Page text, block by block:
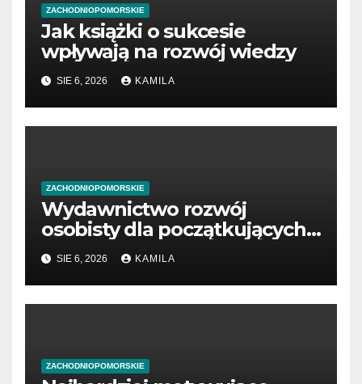
ZACHODNIOPOMORSKIE
Jak książki o sukcesie
wpływają na rozwój wiedzy
SIE 6, 2026 KAMILA
ZACHODNIOPOMORSKIE
Wydawnictwo rozwój
osobisty dla początkujących
przedsiębiorców
SIE 6, 2026 KAMILA
ZACHODNIOPOMORSKIE